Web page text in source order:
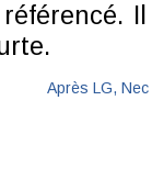
Après LG,